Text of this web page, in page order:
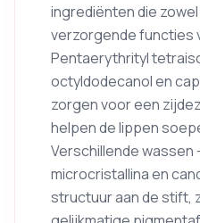
ingrediënten die
verzorgende functies
Pentaerythrityl
octyldodecanol en
zorgen voor een
helpen de lippen
Verschillende
microcristallina en
structuur aan de stift,